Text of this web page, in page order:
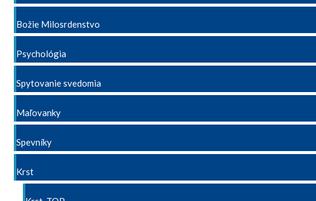
Božie Milosrdenstvo
Psychológia
Spytovanie svedomia
Maľovanky
Spevníky
Krst